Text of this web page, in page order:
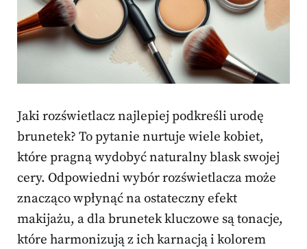
Jaki rozświetlacz najlepiej podkreśli urodę
brunetek? To pytanie nurtuje wiele kobiet,
które pragną wydobyć naturalny blask swojej
cery. Odpowiedni wybór rozświetlacza może
znacząco wpłynąć na ostateczny efekt
makijażu, a dla brunetek kluczowe są tonacje,
które harmonizują z ich karnacją i kolorem